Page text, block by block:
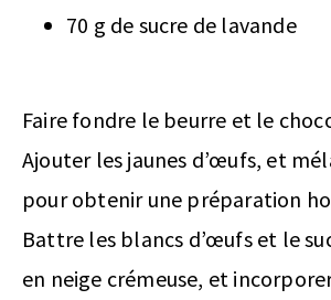
70 g de sucre de lavande
Faire fondre le beurre et le
Ajouter les jaunes d’œufs, et
pour obtenir une préparation
Battre les blancs d’œufs et le
en neige crémeuse, et